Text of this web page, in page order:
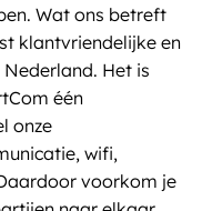
Wat ons betreft
klantvriendelijke en
Het is
één
onze
wifi,
voorkom je